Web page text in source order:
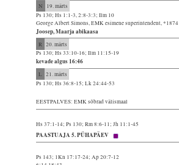
N
19. märts
Ps 130; Hs 1:1-3, 2:8-3:3; Ilm 10
George Albert Simons, EMK esimene superintendent, *1874
Joosep, Maarja abikaasa
R 20. märts
Ps 130; Hs 33:10-16; Ilm 11:15-19
kevade algus 16:46
L 21. märts
Ps 130; Hs 36:8-15; Lk 24:44-53
EESTPALVES: EMK sõbrad välismaal
Hs 37:1-14; Ps 130; Rm 8:6-11; Jh 11:1-45
PAASTUAJA 5. PÜHAPÄEV
Ps 143; 1Kn 17:17-24; Ap 20:7-12